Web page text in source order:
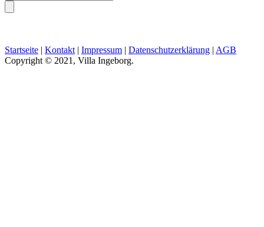
Startseite | Kontakt | Impressum | Datenschutzerklärung | AGB
Copyright © 2021, Villa Ingeborg.